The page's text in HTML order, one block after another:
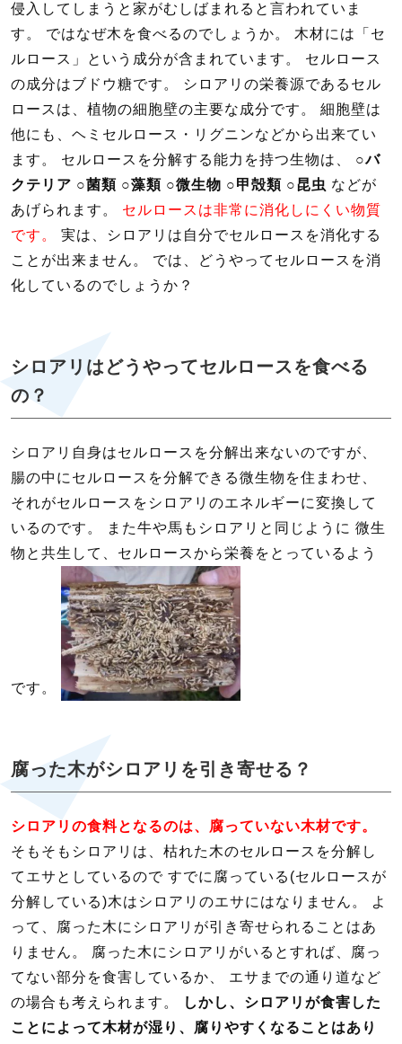
侵入してしまうと家がむしばまれると言われていま
す。 ではなぜ木を食べるのでしょうか。 木材には「セ
ルロース」という成分が含まれています。 セルロース
の成分はブドウ糖です。 シロアリの栄養源であるセル
ロースは、植物の細胞壁の主要な成分です。 細胞壁は
他にも、ヘミセルロース・リグニンなどから出来てい
ます。 セルロースを分解する能力を持つ生物は、 ○バ
クテリア ○菌類 ○藻類 ○微生物 ○甲殻類 ○昆虫 などが
あげられます。 セルロースは非常に消化しにくい物質
です。
実は、シロアリは自分でセルロースを消化する
ことが出来ません。 では、どうやってセルロースを消
化しているのでしょうか？
シロアリはどうやってセルロースを食べる
の？
シロアリ自身はセルロースを分解出来ないのですが、
腸の中にセルロースを分解できる微生物を住まわせ、
それがセルロースをシロアリのエネルギーに変換して
いるのです。 また牛や馬もシロアリと同じように 微生
物と共生して、セルロースから栄養をとっているよう
です。
腐った木がシロアリを引き寄せる？
シロアリの食料となるのは、腐っていない木材です。
そもそもシロアリは、枯れた木のセルロースを分解し
てエサとしているので すでに腐っている(セルロースが
分解している)木はシロアリのエサにはなりません。 よ
って、腐った木にシロアリが引き寄せられることはあ
りません。 腐った木にシロアリがいるとすれば、腐っ
てない部分を食害しているか、 エサまでの通り道など
の場合も考えられます。
しかし、シロアリが食害した
ことによって木材が湿り、腐りやすくなることはあり